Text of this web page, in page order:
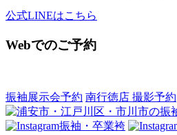
公式LINEはこちら
Webでのご予約
振袖展示会予約 南行徳店 撮影予約
振袖・卒業袴